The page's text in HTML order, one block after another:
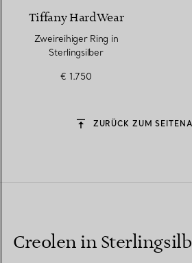
Tiffany HardWear
Zweireihiger Ring in
Sterlingsilber
€ 1.750
ZURÜCK ZUM
Creolen in